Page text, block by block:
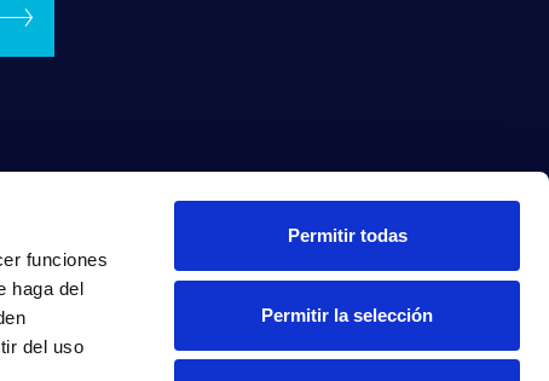
funciones
haga del
del uso
Permitir todas
Permitir la selección